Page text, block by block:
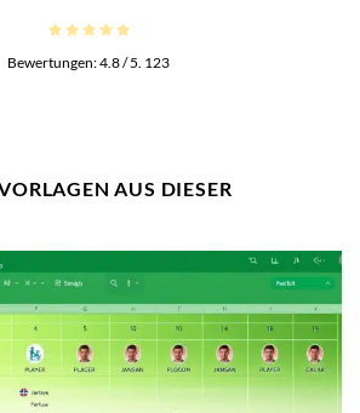
Bewertungen:4.8/ 5. 123
AUS DIESER